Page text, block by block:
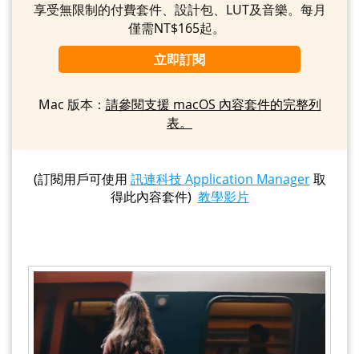
享受無限制的付費套件、設計包、LUT及音樂。每月
僅需NT$165起。
立即訂閱
Mac 版本： 請參閱支援 macOS 內容套件的完整列
表。
(訂閱用戶可使用 訊連科技 Application Manager取
得此內容套件) 教學影片